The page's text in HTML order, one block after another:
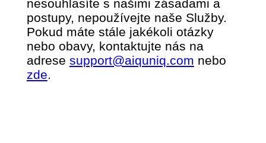
nesouhlasíte s našimi zásadami a
postupy, nepoužívejte naše Služby.
Pokud máte stále jakékoli otázky
nebo obavy, kontaktujte nás na
adrese support@aiquniq.com nebo
zde.